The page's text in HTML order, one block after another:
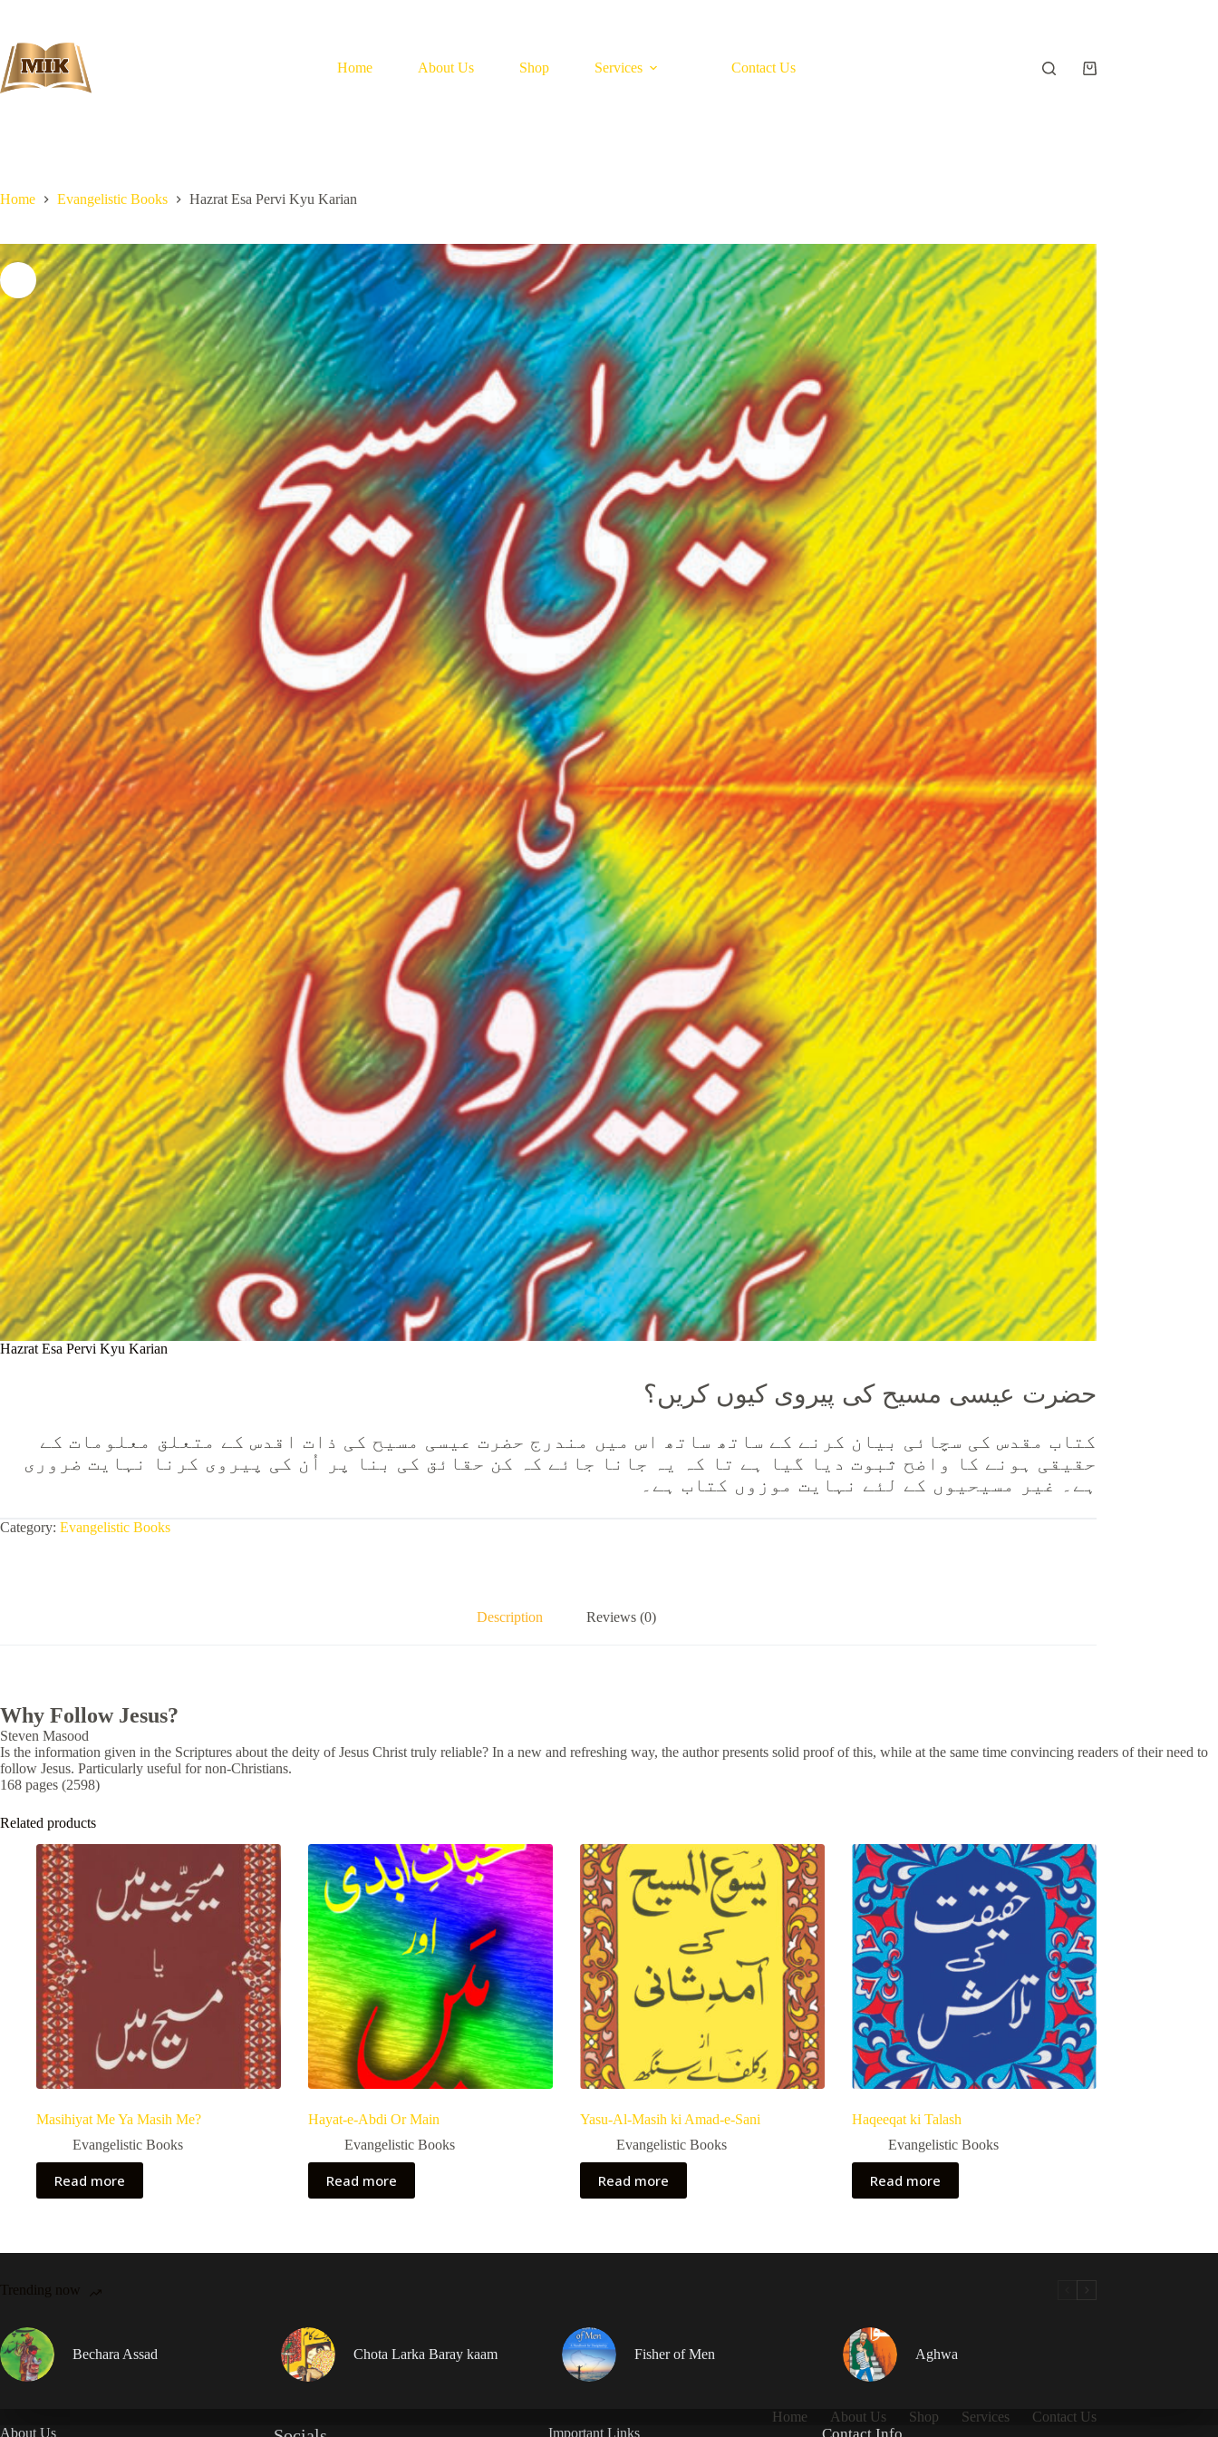
content
Home
About Us Shop Services Contact Us
Shopping
Home Evangelistic Books Hazrat Esa Pervi Kyu Karian
Hazrat Esa Pervi Kyu Karian
حضرت عیسی مسیح کی پیروی کیوں کریں؟
کتاب مقدس کی سچائی بیان کرنے کے ساتھ ساتھ اس میں مندرج حضرت عیسی مسیح کی ذات اقدس کے متعلق معلومات کے
حقیقی ہونے کا واضح ثبوت دیا گیا ہے تا کہ یہ جانا جائے کہ کن حقائق کی بنا پر اُن کی پیروی کرنا نہایت ضروری
ہے۔ غیر مسیحیوں کے لئے نہایت موزوں کتاب ہے۔
Category: Evangelistic Books
Description Reviews (0)
Why Follow Jesus?
Steven Masood
Is the information given in the Scriptures about the deity of Jesus Christ truly reliable? In a new and refreshing way, the author presents solid proof of this, while at the same time convincing readers of their need to
follow Jesus. Particularly useful for non-Christians.
168 pages (2598)
Related products
Masihiyat Me Ya Masih Me?
Evangelistic Books
Read more
Hayat-e-Abdi Or Main
Evangelistic Books
Read more
Yasu-Al-Masih ki Amad-e-Sani
Evangelistic Books
Read more
Haqeeqat ki Talash
Evangelistic Books
Read more
Trending now
Bechara Assad Chota Larka Baray kaam Fisher of Men Aghwa
Home About Us Shop Services
Contact Us
About Us
Important Links